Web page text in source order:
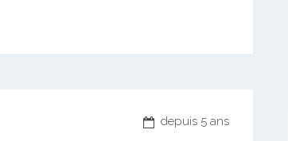
depuis 5 ans